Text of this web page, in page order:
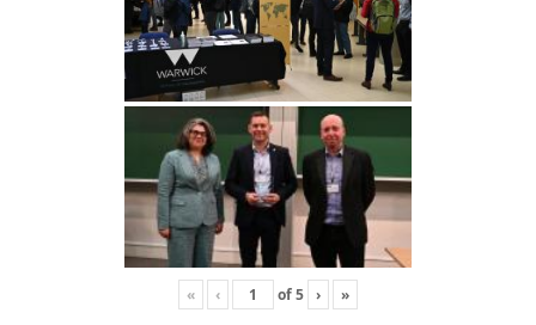
« ‹ of5 › »